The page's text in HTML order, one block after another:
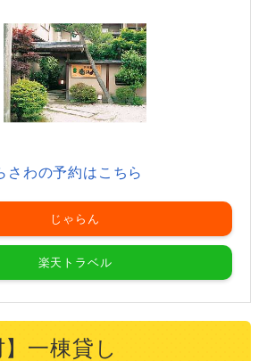
さわの予約はこちら
じゃらん
楽天トラベル
】一棟貸し